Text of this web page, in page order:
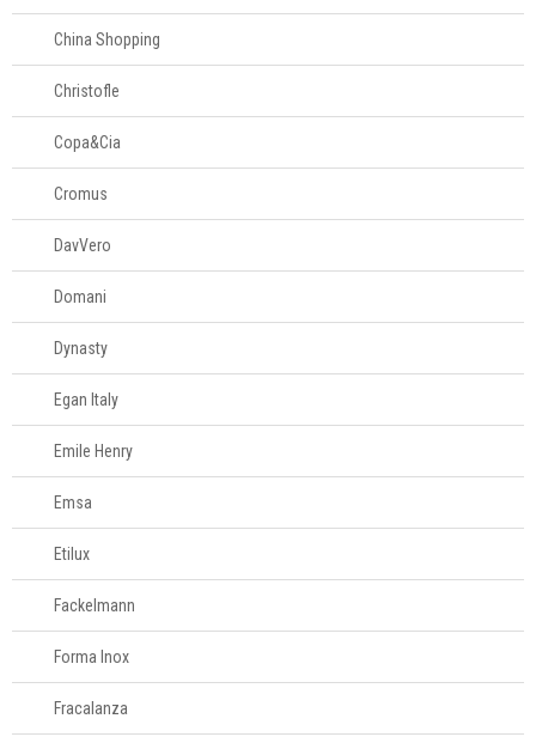
Acessórios para
organizar
Acessórios para
servir
Churrasco
Linha infantil
Panelas
Eletros
Mesa
Cama e banho
Móveis
Decoração
China Shopping
Christofle
Copa&Cia
Cromus
DavVero
Domani
Dynasty
Egan Italy
Emile Henry
Emsa
Etilux
Fackelmann
Forma Inox
Fracalanza